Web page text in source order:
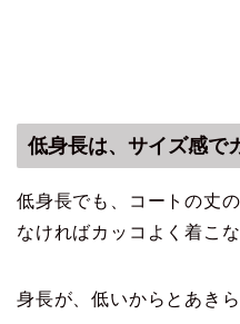
低身長は、サイズ感で
低身長でも、コートの丈
なければカッコよく着こな
身長が、低いからとあき